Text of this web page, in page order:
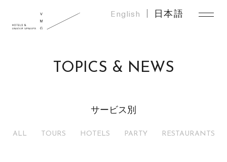
English 日本語
TOPICS & NEWS
サービス別
ALL TOURS HOTELS PARTY RESTAURANTS